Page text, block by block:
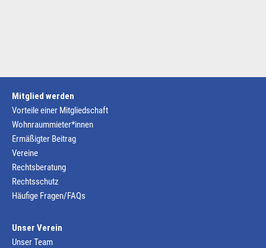
Mitglied werden
Vorteile einer Mitgliedschaft
Wohnraummieter*innen
Ermäßigter Beitrag
Vereine
Rechtsberatung
Rechtsschutz
Häufige Fragen/FAQs
Unser Verein
Unser Team